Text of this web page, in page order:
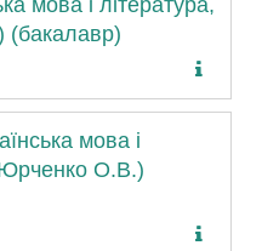
(бакалавр)
мова і
О.В.)